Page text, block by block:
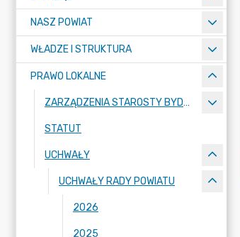
NASZ POWIAT
WŁADZE I STRUKTURA
PRAWO LOKALNE
ZARZĄDZENIA STAROSTY BYDGOSKIEGO
STATUT
UCHWAŁY
UCHWAŁY RADY POWIATU
2026
2025